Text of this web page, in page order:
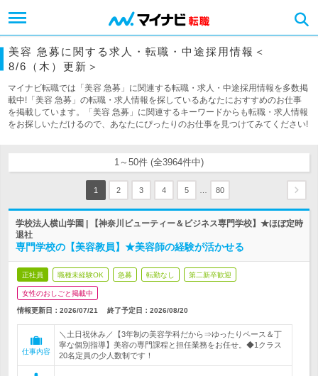
美容 急募に関する求人・転職・中途採用情報＜
8/6（木）更新＞
マイナビ転職では「美容 急募」に関連する転職・求人・中途採用情報を多数掲
載中!「美容 急募」の転職・求人情報を探しているあなたにおすすめのお仕事
を掲載しています。「美容 急募」に関連するキーワードからも転職・求人情報
をお探しいただけるので、あなたにぴったりのお仕事を見つけてみてください!
1～50件 (全3964件中)
1 2 3 4 5 80
学校法人横山学園 | 【神奈川ビューティー＆ビジネス専門学校】★ほぼ定時
退社
専門学校の【美容教員】★美容師の経験が活かせる
正社員 職種未経験OK 急募 転勤なし 第二新卒歓迎
女性のおしごと掲載中
情報更新日：2026/07/21 終了予定日： 2026/08/20
仕事内容
＼土日祝休み／【3年制の美容学科だから⇒ゆったりペース＆丁
寧な個別指導】美容の専門課程と担任業務をお任せ。◆1クラス
20名定員の少人数制です！